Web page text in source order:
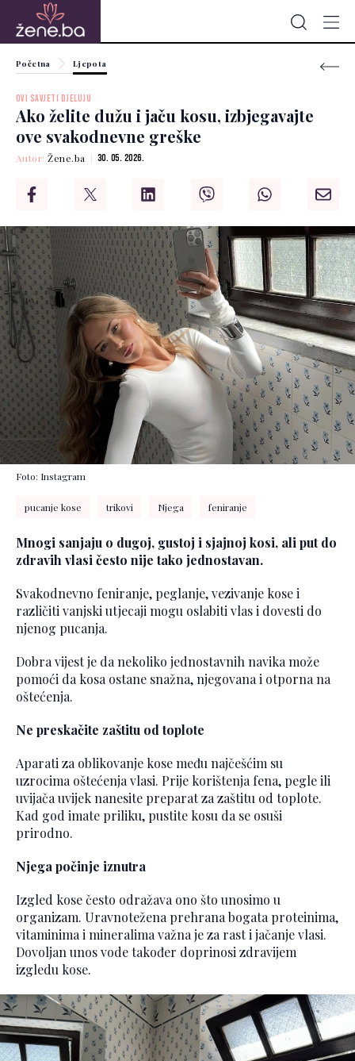
Početna Ljepota
OVI SAVJETI DJELUJU
Ako želite dužu i jaču kosu, izbjegavajte
ove svakodnevne greške
Autor:Žene.ba 30. 05. 2026.
Foto: Instagram
pucanje kose trikovi Njega feniranje
Mnogi sanjaju o dugoj, gustoj i sjajnoj kosi, ali put do
zdravih vlasi često nije tako jednostavan.
Svakodnevno feniranje, peglanje, vezivanje kose i
različiti vanjski utjecaji mogu oslabiti vlas i dovesti do
njenog pucanja.
Dobra vijest je da nekoliko jednostavnih navika može
pomoći da kosa ostane snažna, njegovana i otporna na
oštećenja.
Ne preskačite zaštitu od toplote
Aparati za oblikovanje kose među najčešćim su
uzrocima oštećenja vlasi. Prije korištenja fena, pegle ili
uvijača uvijek nanesite preparat za zaštitu od toplote.
Kad god imate priliku, pustite kosu da se osuši
prirodno.
Njega počinje iznutra
Izgled kose često odražava ono što unosimo u
organizam. Uravnotežena prehrana bogata proteinima,
vitaminima i mineralima važna je za rast i jačanje vlasi.
Dovoljan unos vode također doprinosi zdravijem
izgledu kose.